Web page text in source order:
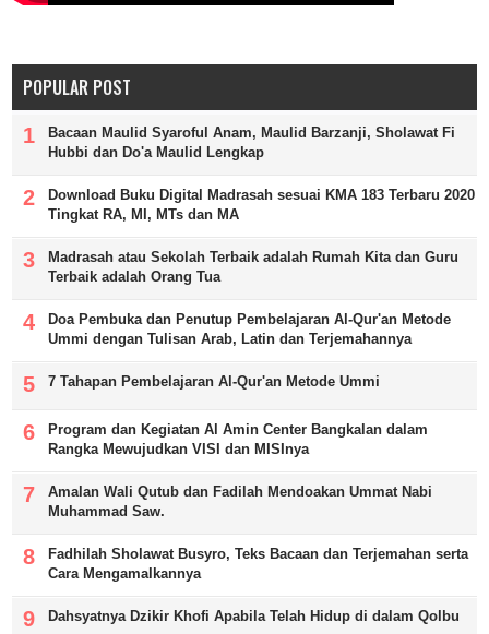
POPULAR POST
Bacaan Maulid Syaroful Anam, Maulid Barzanji, Sholawat Fi
Hubbi dan Do'a Maulid Lengkap
Download Buku Digital Madrasah sesuai KMA 183 Terbaru 2020
Tingkat RA, MI, MTs dan MA
Madrasah atau Sekolah Terbaik adalah Rumah Kita dan Guru
Terbaik adalah Orang Tua
Doa Pembuka dan Penutup Pembelajaran Al-Qur'an Metode
Ummi dengan Tulisan Arab, Latin dan Terjemahannya
7 Tahapan Pembelajaran Al-Qur'an Metode Ummi
Program dan Kegiatan Al Amin Center Bangkalan dalam
Rangka Mewujudkan VISI dan MISInya
Amalan Wali Qutub dan Fadilah Mendoakan Ummat Nabi
Muhammad Saw.
Fadhilah Sholawat Busyro, Teks Bacaan dan Terjemahan serta
Cara Mengamalkannya
Dahsyatnya Dzikir Khofi Apabila Telah Hidup di dalam Qolbu